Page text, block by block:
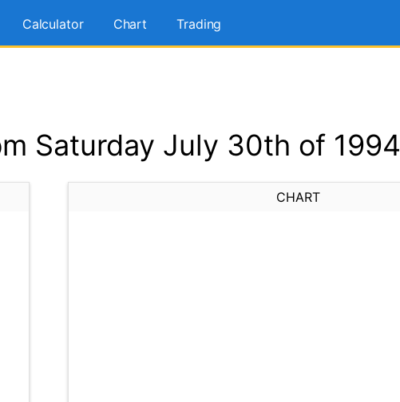
Calculator Chart Trading
Saturday July 30th of 1994
CHART